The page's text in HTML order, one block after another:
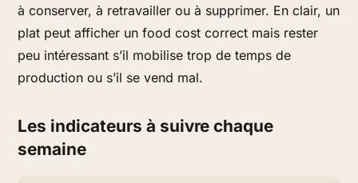
à conserver, à retravailler ou à supprimer. En clair, un
plat peut afficher un food cost correct mais rester
peu intéressant s’il mobilise trop de temps de
production ou s’il se vend mal.
Les indicateurs à suivre chaque
semaine